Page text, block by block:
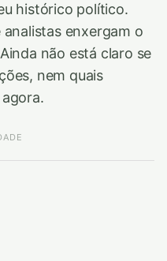
histórico político.
enxergam o
não está claro se
nem quais